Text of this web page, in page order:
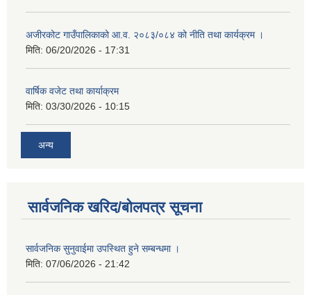
अजीरकोट गाउँपालिकाको आ.व. २०८३/०८४ को नीति तथा कार्यक्रम ।
मिति: 06/20/2026 - 17:31
वार्षिक वजेट तथा कार्याक्रम
मिति: 03/30/2026 - 10:15
अन्य
सार्वजनिक खरिद/बोलपत्र सूचना
सार्वजनिक सुनुवाईमा उपस्थित हुने सम्बन्धमा ।
मिति: 07/06/2026 - 21:42